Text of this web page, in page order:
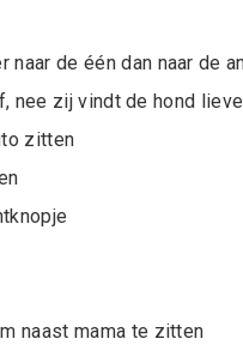
naar de één dan naar de
nee zij vindt de hond
zitten
naast mama te zitten